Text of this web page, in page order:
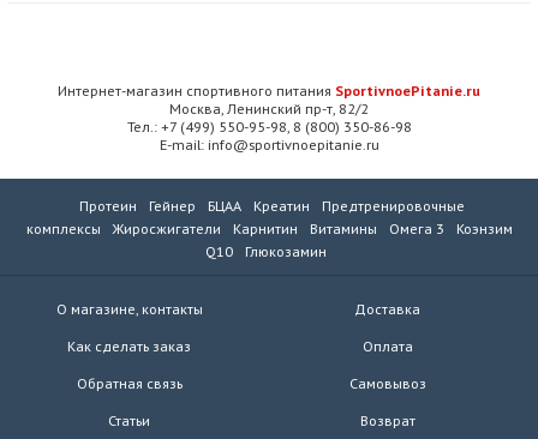
Интернет-магазин спортивного питания SportivnoePitanie.ru
Москва, Ленинский пр-т, 82/2
Тел.: +7 (499) 550-95-98, 8 (800) 350-86-98
E-mail: info@sportivnoepitanie.ru
Протеин Гейнер БЦАА Креатин
Предтренировочные
комплексы
Жиросжигатели Карнитин Витамины Омега 3
Коэнзим
Q10
Глюкозамин
О магазине, контакты
Как сделать заказ
Обратная связь
Статьи
Доставка
Оплата
Самовывоз
Возврат